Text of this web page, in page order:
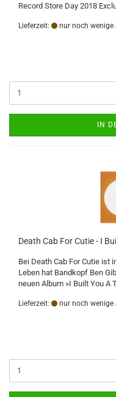
Record Store Day 2018
Lieferzeit: nur noch wenige
IN
Death Cab For Cutie - I
Bei Death Cab For Cutie ist
Leben hat Bandkopf Ben
neuen Album »I Built You A
Lieferzeit: nur noch wenige